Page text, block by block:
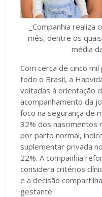
_Companhia
mês, dentre os
média
Com cerca de cinco
todo o Brasil, a
voltadas à orientação
acompanhamento da
foco na segurança de
32% dos nascimentos
por parto normal,
suplementar privada
22%. A companhia
considera critérios
e a decisão
gestante.